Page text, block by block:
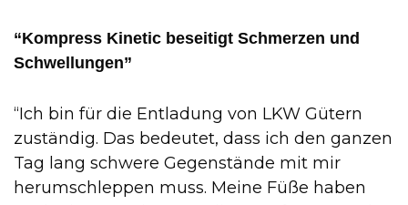
“Kompress Kinetic beseitigt Schmerzen und
Schwellungen”
“Ich bin für die Entladung von LKW Gütern
zuständig. Das bedeutet, dass ich den ganzen
Tag lang schwere Gegenstände mit mir
herumschleppen muss. Meine Füße haben